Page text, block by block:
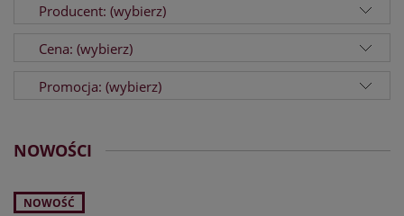
Producent: (wybierz)
Cena: (wybierz)
Promocja: (wybierz)
NOWOŚCI
NOWOŚĆ